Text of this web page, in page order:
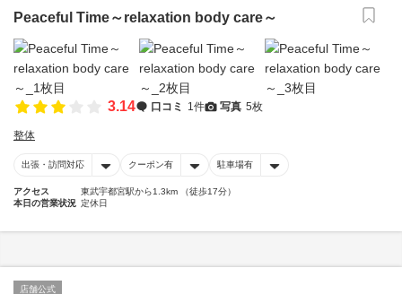
Peaceful Time～relaxation body care～
3.14 口コミ 1件 写真 5枚
整体
出張・訪問対応 クーポン有 駐車場有
アクセス
東武宇都宮駅から1.3km （徒歩17分）
本日の営業状況 定休日
店舗公式